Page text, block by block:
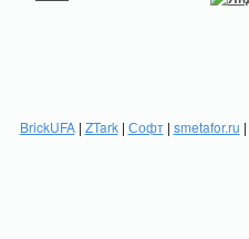
BrickUFA| ZTark| Софт| smetafor.ru |